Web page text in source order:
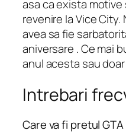
asa ca exista motive
revenire la Vice City.
avea sa fie
aniversare . Ce mai
anul acesta sau
Intrebari
Care va fi pretul GTA